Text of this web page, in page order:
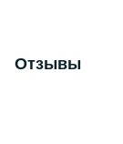
Отзывы